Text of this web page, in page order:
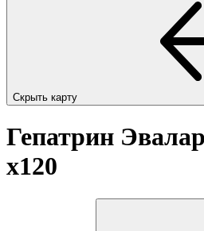
Скрыть карту
Гепатрин
x120